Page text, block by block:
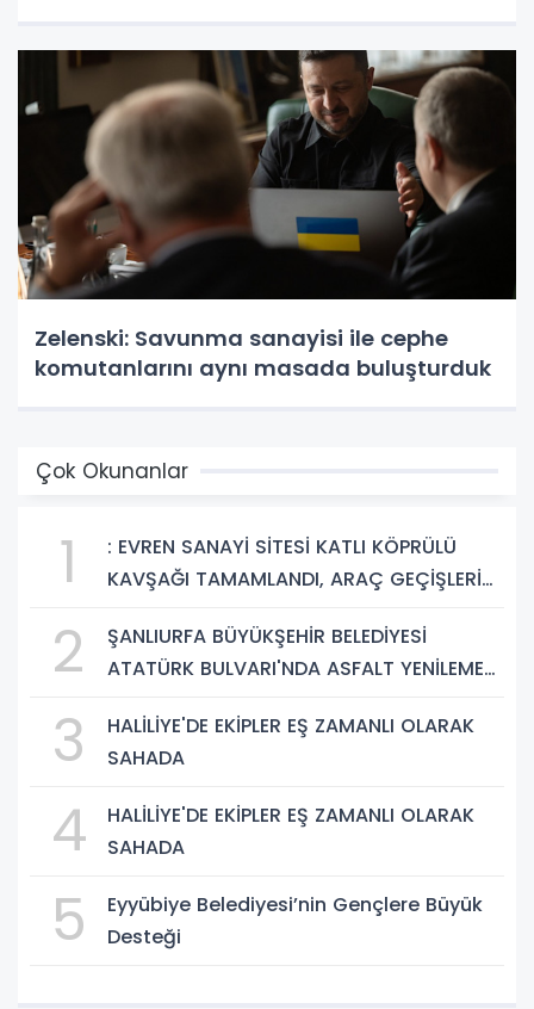
Zelenski: Savunma sanayisi ile cephe
komutanlarını aynı masada buluşturduk
Çok Okunanlar
1
: EVREN SANAYİ SİTESİ KATLI KÖPRÜLÜ
KAVŞAĞI TAMAMLANDI, ARAÇ GEÇİŞLERİ
2
ŞANLIURFA BÜYÜKŞEHİR BELEDİYESİ
ATATÜRK BULVARI'NDA ASFALT YENİLEME
3
HALİLİYE'DE EKİPLER EŞ ZAMANLI OLARAK
SAHADA
4
HALİLİYE'DE EKİPLER EŞ ZAMANLI OLARAK
SAHADA
5
Eyyübiye Belediyesi’nin Gençlere Büyük
Desteği